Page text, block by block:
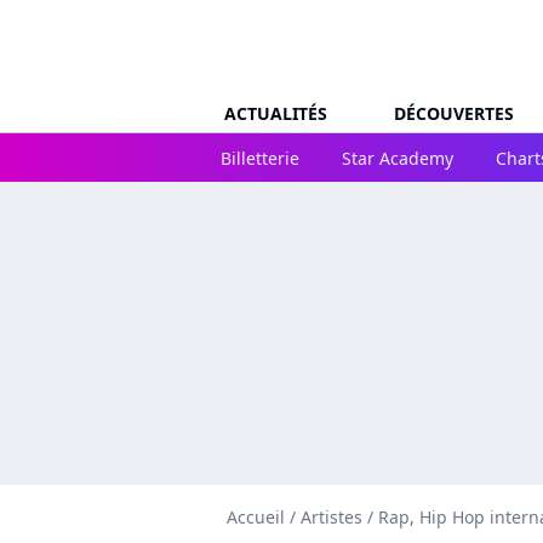
ACTUALITÉS
DÉCOUVERTES
Billetterie
Star Academy
Accueil / Artistes / Rap, Hip Hop